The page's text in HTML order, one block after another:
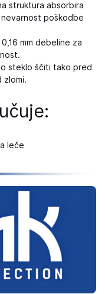
struktura absorbira
poškodbe
mm debeline za
steklo ščiti tako pred
zlomi.
leče